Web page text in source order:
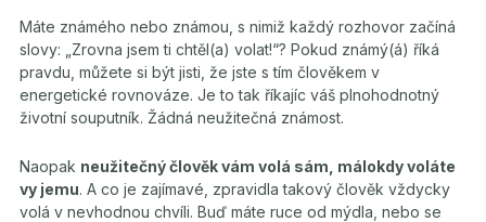
Máte známého nebo známou, s nimiž každý rozhovor začíná
slovy: „Zrovna jsem ti chtěl(a) volat!“? Pokud známý(á) říká
pravdu, můžete si být jisti, že jste s tím člověkem v
energetické rovnováze. Je to tak říkajíc váš plnohodnotný
životní souputník. Žádná neužitečná známost.
Naopak neužitečný člověk vám volá sám, málokdy voláte
vy jemu. A co je zajímavé, zpravidla takový člověk vždycky
volá v nevhodnou chvíli. Buď máte ruce od mýdla, nebo se